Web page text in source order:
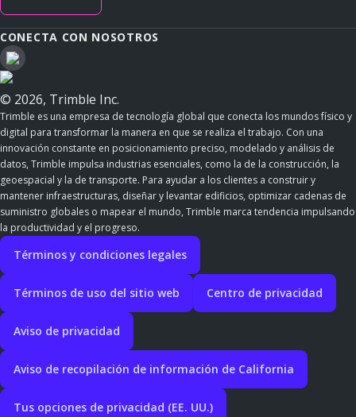
CONECTA CON NOSOTROS
© 2026, Trimble Inc.
Trimble es una empresa de tecnología global que conecta los mundos físico y
digital para transformar la manera en que se realiza el trabajo. Con una
innovación constante en posicionamiento preciso, modelado y análisis de
datos, Trimble impulsa industrias esenciales, como la de la construcción, la
geoespacial y la de transporte. Para ayudar a los clientes a construir y
mantener infraestructuras, diseñar y levantar edificios, optimizar cadenas de
suministro globales o mapear el mundo, Trimble marca tendencia impulsando
la productividad y el progreso.
Términos y condiciones legales
Términos de uso del sitio web Centro de privacidad
Aviso de privacidad
Aviso de recopilación de información de California
Tus opciones de privacidad (EE. UU.)